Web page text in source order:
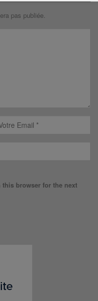
pas publiée.
this browser for the next